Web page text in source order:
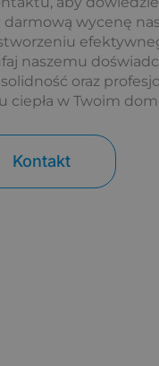
darmową wycenę
naszemu
oraz
ciepła w Twoim
Kontakt